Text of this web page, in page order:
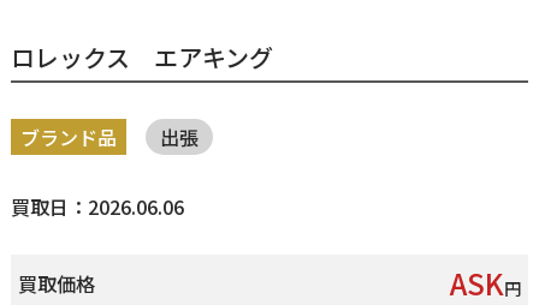
ロレックス エアキング
ブランド品 出張
買取日：2026.06.06
買取価格 ASK円